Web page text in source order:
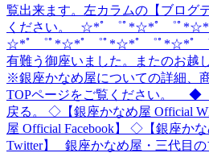
覧出来ます。左カラムの【ブログ
ください。 ☆*ﾟ ゜ﾟ*☆*ﾟ ゜ﾟ
☆*ﾟ ゜ﾟ*☆*ﾟ ゜ﾟ*☆*ﾟ ゜ﾟ*☆*ﾟ
有難う御座いました。またのお越
※銀座かなめ屋についての詳細、
TOPページをご覧ください。 ◆
戻る。 ◇【銀座かなめ屋 Official
屋 Official Facebook】 ◇【銀座か
Twitter】 銀座かなめ屋・三代目